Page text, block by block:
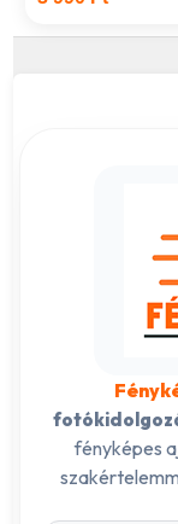
fényképes